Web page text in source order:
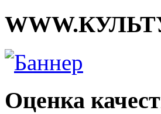
Оценка